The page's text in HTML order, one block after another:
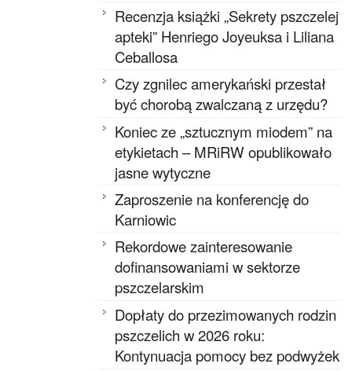
Recenzja książki „Sekrety pszczelej
apteki” Henriego Joyeuksa i Liliana
Ceballosa
Czy zgnilec amerykański przestał
być chorobą zwalczaną z urzędu?
Koniec ze „sztucznym miodem” na
etykietach – MRiRW opublikowało
jasne wytyczne
Zaproszenie na konferencję do
Karniowic
Rekordowe zainteresowanie
dofinansowaniami w sektorze
pszczelarskim
Dopłaty do przezimowanych rodzin
pszczelich w 2026 roku:
Kontynuacja pomocy bez podwyżek